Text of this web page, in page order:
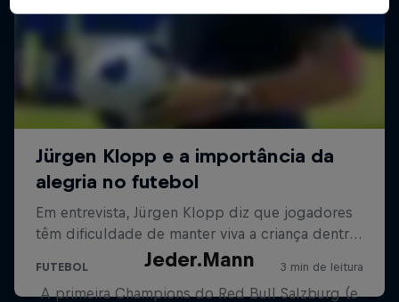
Jeder.Mann
A primeira Champions do Red Bull Salzburg (e